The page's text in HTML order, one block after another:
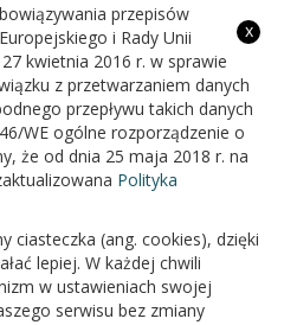
GMINY BIAŁOPOLE
x
przepisów
i Rady Unii
kwietnia 2016 r. w sprawie
z przetwarzaniem danych
przepływu takich danych
WE ogólne rozporządzenie o
że od dnia 25 maja 2018 r. na
Polityka
ciasteczka (ang. cookies), dzięki
lepiej. W każdej chwili
w ustawieniach swojej
serwisu bez zmiany